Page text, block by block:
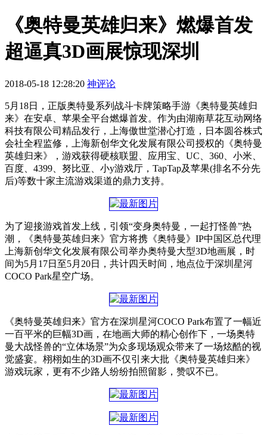
《奥特曼英雄归来》燃爆首发
超逼真3D画展惊现深圳
2018-05-18 12:28:20 神评论
5月18日，正版奥特曼系列战斗卡牌策略手游《奥特曼英雄归
来》在安卓、苹果全平台燃爆首发。作为由湖南草花互动网络
科技有限公司精品发行，上海傲世堂潜心打造，日本圆谷株式
会社全程监修，上海新创华文化发展有限公司授权的《奥特曼
英雄归来》，游戏获得硬核联盟、应用宝、UC、360、小米、
百度、4399、努比亚、小y游戏厅，TapTap及苹果(排名不分先
后)等数十家主流游戏渠道的鼎力支持。
为了迎接游戏首发上线，引领“变身奥特曼，一起打怪兽”热
潮，《奥特曼英雄归来》官方将携《奥特曼》IP中国区总代理
上海新创华文化发展有限公司举办奥特曼大型3D地画展，时
间为5月17日至5月20日，共计四天时间，地点位于深圳星河
COCO Park星空广场。
《奥特曼英雄归来》官方在深圳星河COCO Park布置了一幅近
一百平米的巨幅3D画，在地画大师的精心创作下，一场奥特
曼大战怪兽的“立体场景”为众多现场观众带来了一场炫酷的视
觉盛宴。栩栩如生的3D画不仅引来大批《奥特曼英雄归来》
游戏玩家，更有不少路人纷纷拍照留影，赞叹不已。